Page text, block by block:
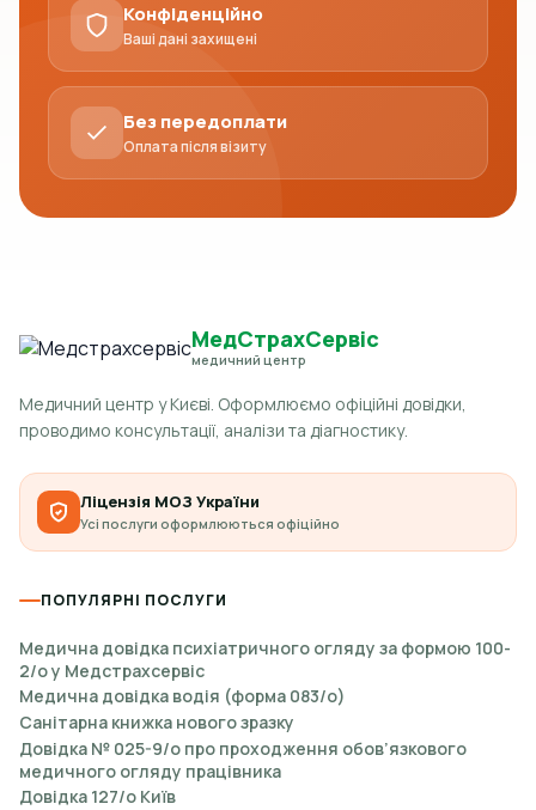
Конфіденційно
Ваші дані захищені
Без передоплати
Оплата після візиту
МедСтрахСервіс
медичний центр
Медичний центр у Києві. Оформлюємо офіційні довідки,
проводимо консультації, аналізи та діагностику.
Ліцензія МОЗ України
Усі послуги оформлюються офіційно
ПОПУЛЯРНІ ПОСЛУГИ
Медична довідка психіатричного огляду за формою 100-
2/о у Медстрахсервіс
Медична довідка водія (форма 083/о)
Санітарна книжка нового зразку
Довідка № 025-9/о про проходження обов’язкового
медичного огляду працівника
Довідка 127/о Київ